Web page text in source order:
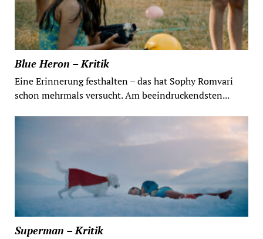
Blue Heron – Kritik
Eine Erinnerung festhalten – das hat Sophy Romvari
schon mehrmals versucht. Am beeindruckendsten...
Superman – Kritik